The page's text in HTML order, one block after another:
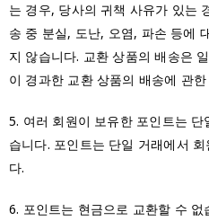
는 경우, 당사의 귀책 사유가 있는
송 중 분실, 도난, 오염, 파손 등에
지 않습니다. 교환 상품의 배송은
이 경과한 교환 상품의 배송에 관
5. 여러 회원이 보유한 포인트는
습니다. 포인트는 단일 거래에서
다.
6. 포인트는 현금으로 교환할 수 없